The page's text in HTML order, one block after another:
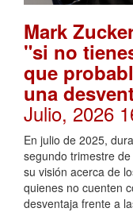
Mark
"si no
que
una
Julio, 2026
En julio de 2025,
segundo trimestre
su visión acerca de
quienes no cuenten
desventaja frente a